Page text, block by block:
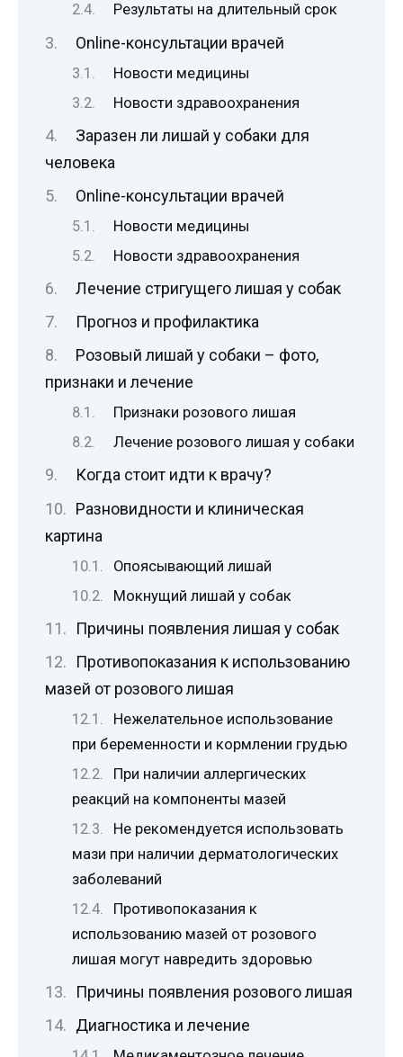
Результаты на длительный срок
Online-консультации врачей
Новости медицины
Новости здравоохранения
Заразен ли лишай у собаки для
человека
Online-консультации врачей
Новости медицины
Новости здравоохранения
Лечение стригущего лишая у собак
Прогноз и профилактика
Розовый лишай у собаки – фото,
признаки и лечение
Признаки розового лишая
Лечение розового лишая у собаки
Когда стоит идти к врачу?
Разновидности и клиническая
картина
Опоясывающий лишай
Мокнущий лишай у собак
Причины появления лишая у собак
Противопоказания к использованию
мазей от розового лишая
Нежелательное использование
при беременности и кормлении грудью
При наличии аллергических
реакций на компоненты мазей
Не рекомендуется использовать
мази при наличии дерматологических
заболеваний
Противопоказания к
использованию мазей от розового
лишая могут навредить здоровью
Причины появления розового лишая
Диагностика и лечение